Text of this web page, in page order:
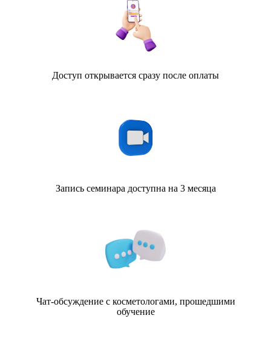
Доступ открывается сразу после оплаты
Запись семинара доступна на 3 месяца
Чат-обсуждение с косметологами, прошедшими
обучение